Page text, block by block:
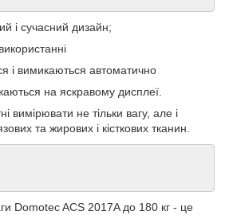
і сучасний дизайн;
і вимикаються автоматично
на яскравому дисплеї.
вимірювати не тільки вагу, але і
та жирових і кісткових тканин.
Domotec ACS 2017A до 180 кг - це